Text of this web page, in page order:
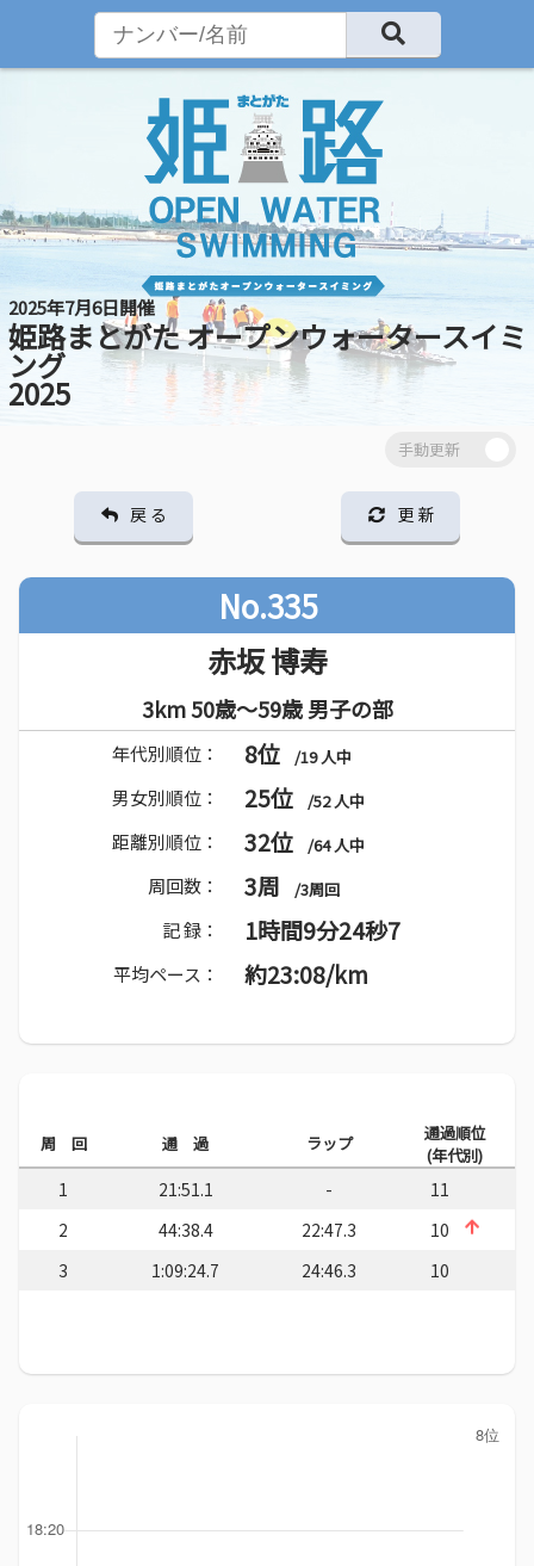
2025年7月6日開催
姫路まとがた オープンウォータースイミ
ング
2025
戻 る 更 新
No.335
赤坂 博寿
3km 50歳～59歳 男子の部
年代別順位： 8位 /19 人中
男女別順位： 25位 /52 人中
距離別順位： 32位 /64 人中
周回数： 3周 /3周回
記 録： 1時間9分24秒7
平均ペース： 約23:08/km
周 回 通 過 ラップ
通過順位
(年代別)
1 21:51.1 -
11
2
44:38.4 22:47.3
10
3
1:09:24.7 24:46.3 10